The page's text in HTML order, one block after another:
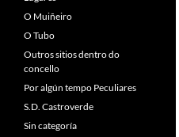
O Muiñeiro
O Tubo
Outros sitios dentro do
concello
Por algún tempo Peculiares
S.D. Castroverde
Sin categoría